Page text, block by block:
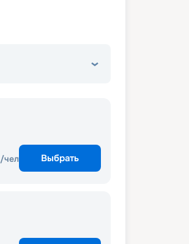
/чел Выбрать